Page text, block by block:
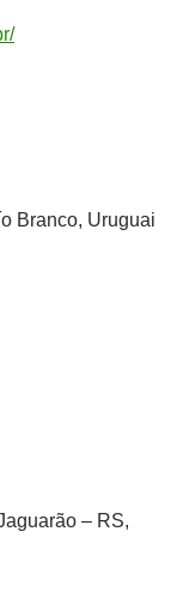
Branco, Uruguai
– RS,